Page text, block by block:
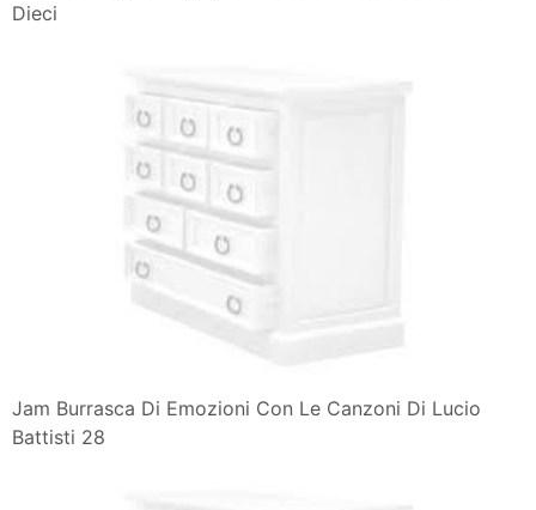
Dieci
Jam Burrasca Di Emozioni Con Le Canzoni Di Lucio
Battisti 28